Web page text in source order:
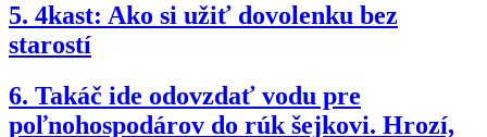
5. 4kast: Ako si užiť dovolenku bez
starostí
6. Takáč ide odovzdať vodu pre
poľnohospodárov do rúk šejkovi. Hrozí,